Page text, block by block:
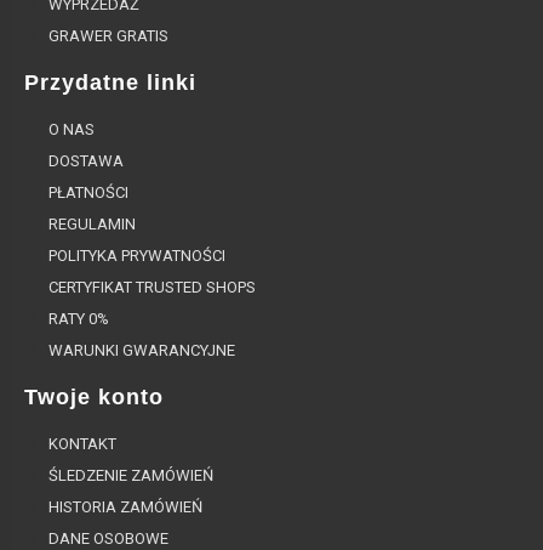
WYPRZEDAŻ
GRAWER GRATIS
Przydatne linki
O NAS
DOSTAWA
PŁATNOŚCI
REGULAMIN
POLITYKA PRYWATNOŚCI
CERTYFIKAT TRUSTED SHOPS
RATY 0%
WARUNKI GWARANCYJNE
Twoje konto
KONTAKT
ŚLEDZENIE ZAMÓWIEŃ
HISTORIA ZAMÓWIEŃ
DANE OSOBOWE